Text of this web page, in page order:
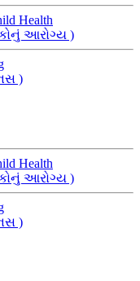
Health
આરોગ્ય )
)
Health
આરોગ્ય )
)